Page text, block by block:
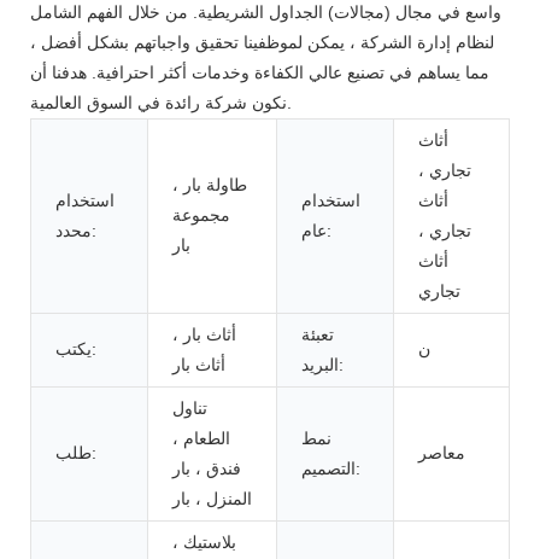
واسع في مجال (مجالات) الجداول الشريطية. من خلال الفهم الشامل
لنظام إدارة الشركة ، يمكن لموظفينا تحقيق واجباتهم بشكل أفضل ،
مما يساهم في تصنيع عالي الكفاءة وخدمات أكثر احترافية. هدفنا أن
استخدام
محدد:
طاولة بار ،
مجموعة
بار
استخدام
عام:
أثاث
تجاري ،
أثاث
تجاري ،
أثاث
تجاري
يكتب:
أثاث بار ،
أثاث بار
تعبئة
البريد:
ن
طلب:
تناول
الطعام ،
فندق ، بار
المنزل ، بار
نمط
التصميم:
معاصر
بلاستيك ،